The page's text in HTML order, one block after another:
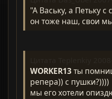
"А Ваську, а Петьку с
он тоже наш, свои
WORKER13ты
репера)) с пушки?))))
мы его хотели